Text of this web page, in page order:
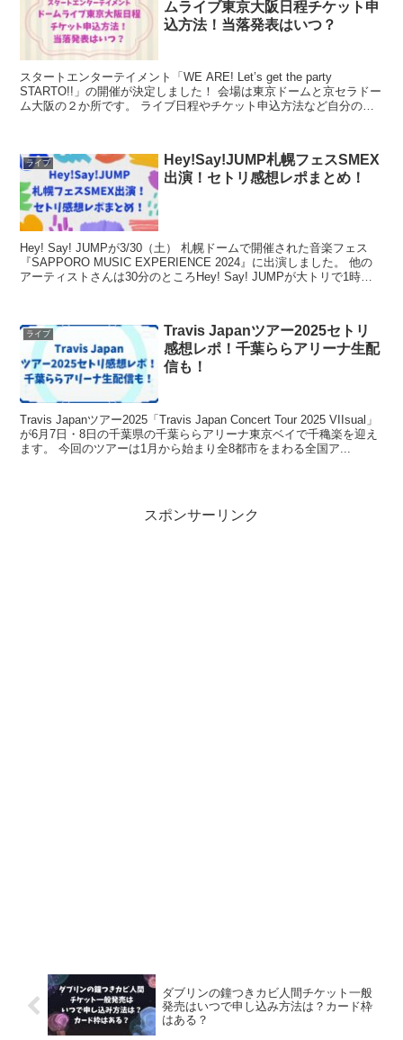
ムライブ東京大阪日程チケット申
込方法！当落発表はいつ？
スタートエンターテイメント「WE ARE! Let’s get the party
STARTO!!」の開催が決定しました！ 会場は東京ドームと京セラドー
ム大阪の２か所です。 ライブ日程やチケット申込方法など自分の推
ライブ
Hey!Say!JUMP札幌フェスSMEX
出演！セトリ感想レポまとめ！
Hey! Say! JUMPが3/30（土） 札幌ドームで開催された音楽フェス
『SAPPORO MUSIC EXPERIENCE 2024』に出演しました。 他の
アーティストさんは30分のところHey! Say! JUMPが大トリで1時間
ライブ
Travis Japanツアー2025セトリ
感想レポ！千葉ららアリーナ生配
信も！
Travis Japanツアー2025「Travis Japan Concert Tour 2025 VIIsual」
が6月7日・8日の千葉県の千葉ららアリーナ東京ベイで千穐楽を迎え
ます。 今回のツアーは1月から始まり全8都市をまわる全国ア...
スポンサーリンク
ダブリンの鐘つきカビ人間チケット一般
発売はいつで申し込み方法は？カード枠
はある？